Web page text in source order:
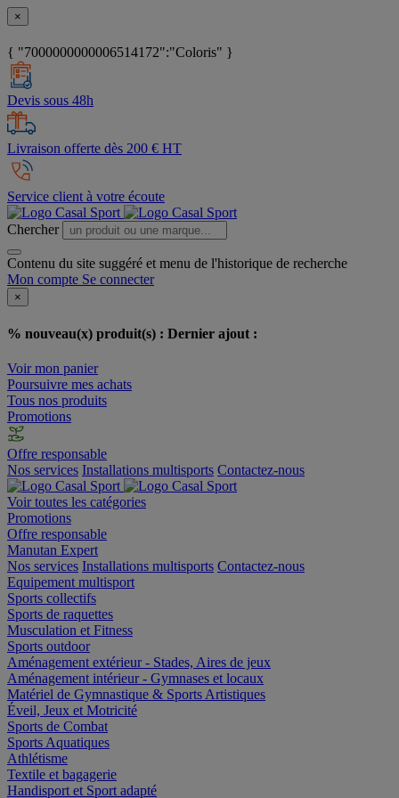
×
{ "7000000000006514172":"Coloris" }
Devis sous 48h
Livraison offerte dès 200 € HT
Service client à votre écoute
Chercher
Contenu du site suggéré et menu de l'historique de recherche
Mon compte Se connecter
×
% nouveau(x) produit(s) : Dernier ajout :
Voir mon panier
Poursuivre mes achats
Tous nos produits
Promotions
Offre responsable
Nos services Installations multisports Contactez-nous
Voir toutes les catégories
Promotions
Offre responsable
Manutan Expert
Nos services Installations multisports Contactez-nous
Equipement multisport
Sports collectifs
Sports de raquettes
Musculation et Fitness
Sports outdoor
Aménagement extérieur - Stades, Aires de jeux
Aménagement intérieur - Gymnases et locaux
Matériel de Gymnastique & Sports Artistiques
Éveil, Jeux et Motricité
Sports de Combat
Sports Aquatiques
Athlétisme
Textile et bagagerie
Handisport et Sport adapté